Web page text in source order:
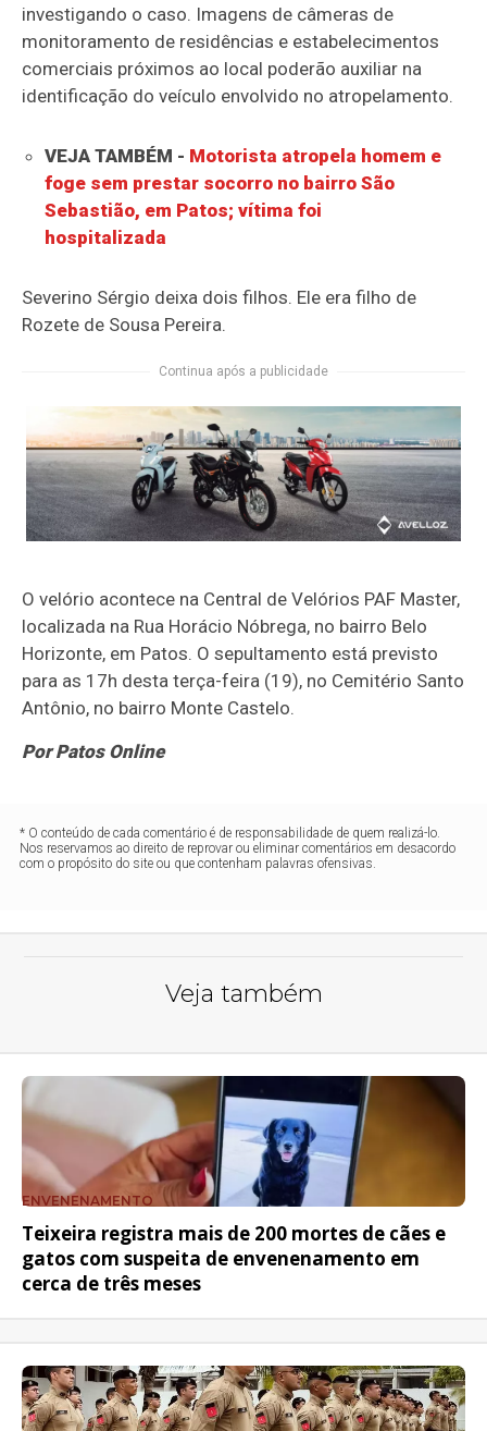
investigando o caso. Imagens de câmeras de
monitoramento de residências e estabelecimentos
comerciais próximos ao local poderão auxiliar na
identificação do veículo envolvido no atropelamento.
VEJA TAMBÉM - Motorista atropela homem e
foge sem prestar socorro no bairro São
Sebastião, em Patos; vítima foi
hospitalizada
Severino Sérgio deixa dois filhos. Ele era filho de
Rozete de Sousa Pereira.
Continua após a publicidade
O velório acontece na Central de Velórios PAF Master,
localizada na Rua Horácio Nóbrega, no bairro Belo
Horizonte, em Patos. O sepultamento está previsto
para as 17h desta terça-feira (19), no Cemitério Santo
Antônio, no bairro Monte Castelo.
Por Patos Online
* O conteúdo de cada comentário é de responsabilidade de quem realizá-lo.
Nos reservamos ao direito de reprovar ou eliminar comentários em desacordo
com o propósito do site ou que contenham palavras ofensivas.
Veja também
ENVENENAMENTO
Teixeira registra mais de 200 mortes de cães e
gatos com suspeita de envenenamento em
cerca de três meses